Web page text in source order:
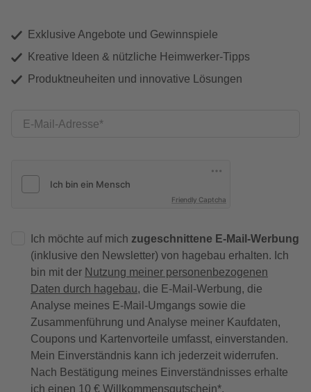
Exklusive Angebote und Gewinnspiele
Kreative Ideen & nützliche Heimwerker-Tipps
Produktneuheiten und innovative Lösungen
E-Mail-Adresse
Friendly Captcha
Ich möchte auf mich zugeschnittene E-Mail-Werbung
(inklusive den Newsletter) von hagebau erhalten. Ich
bin mit der Nutzung meiner personenbezogenen
Daten durch hagebau, die E-Mail-Werbung, die
Analyse meines E-Mail-Umgangs sowie die
Zusammenführung und Analyse meiner Kaufdaten,
Coupons und Kartenvorteile umfasst, einverstanden.
Mein Einverständnis kann ich jederzeit widerrufen.
Nach Bestätigung meines Einverständnisses erhalte
ich einen 10 € Willkommensgutschein*.